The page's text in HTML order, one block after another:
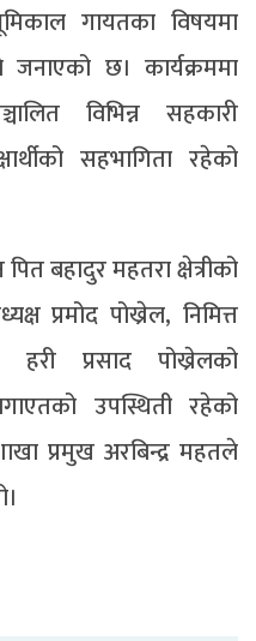
गायतका विषयमा
छ। कार्यक्रममा
विभिन्न सहकारी
सहभागिता रहेको
बहादुर महतरा क्षेत्रीको
प्रमोद पोख्रेल, निमित्त
प्रसाद पोख्रेलको
उपस्थिती रहेको
प्रमुख अरबिन्द्र महतले